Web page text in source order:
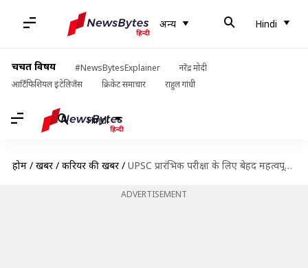
अन्य Hindi
चर्चित विषय #NewsBytesExplainer
नरेंद्र मोदी
आर्टिफिशियल इंटेलिजेंस
क्रिकेट समाचार राहुल गांधी
Hindi
होम / खबरें / करियर की खबरें / UPSC प्रारंभिक परीक्षा के लिए बेहद महत्वपूर्ण हैं पर्यावरण और जैव विविधता के ये टॉपिक
ADVERTISEMENT